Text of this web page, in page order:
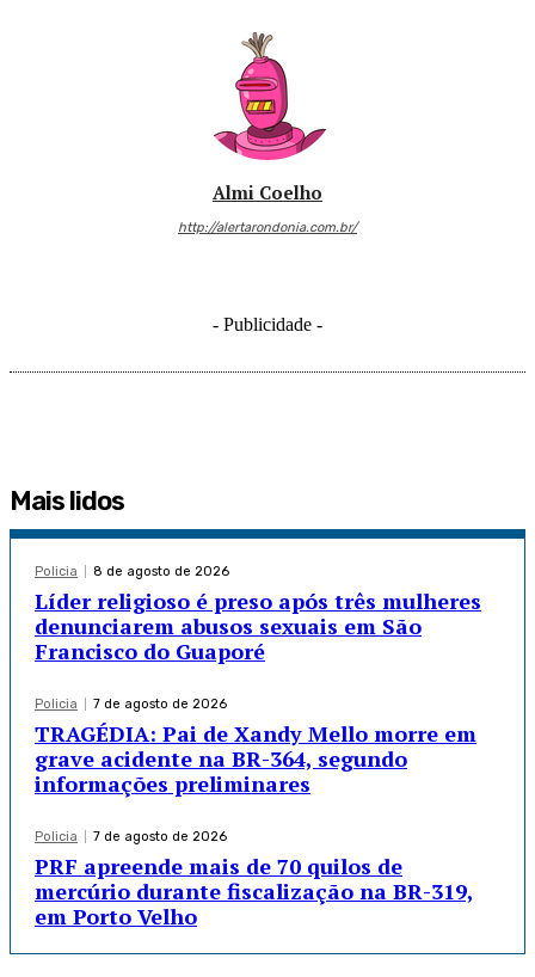
Almi Coelho
http://alertarondonia.com.br/
- Publicidade -
Mais lidos
Policia 8 de agosto de 2026
Líder religioso é preso após três mulheres
denunciarem abusos sexuais em São
Francisco do Guaporé
Policia 7 de agosto de 2026
TRAGÉDIA: Pai de Xandy Mello morre em
grave acidente na BR-364, segundo
informações preliminares
Policia 7 de agosto de 2026
PRF apreende mais de 70 quilos de
mercúrio durante fiscalização na BR-319,
em Porto Velho